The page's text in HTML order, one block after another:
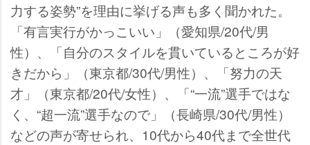
力する姿勢”を理由に挙げる声も多く聞かれた。
「有言実行がかっこいい」（愛知県/20代/男
性）、「自分のスタイルを貫いているところが好
きだから」（東京都/30代/男性）、「努力の天
才」（東京都/20代/女性）、「“一流”選手ではな
く、“超一流”選手なので」（長崎県/30代/男性）
などの声が寄せられ、10代から40代まで全世代